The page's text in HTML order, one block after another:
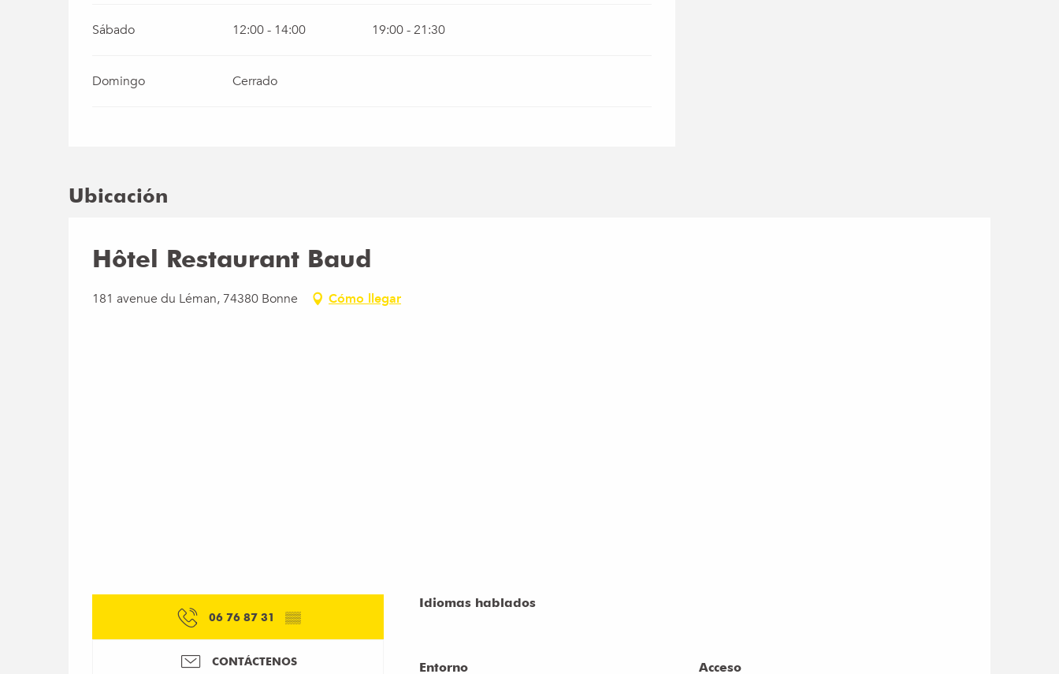
Sábado 12:00 - 14:00 19:00 - 21:30
Domingo Cerrado
Ubicación
Hôtel Restaurant Baud
181 avenue du Léman, 74380 Bonne Cómo llegar
06 76 87 31 ▒▒
CONTÁCTENOS
Idiomas hablados
Idiomas hablados
Entorno
Entorno Acceso
Acceso